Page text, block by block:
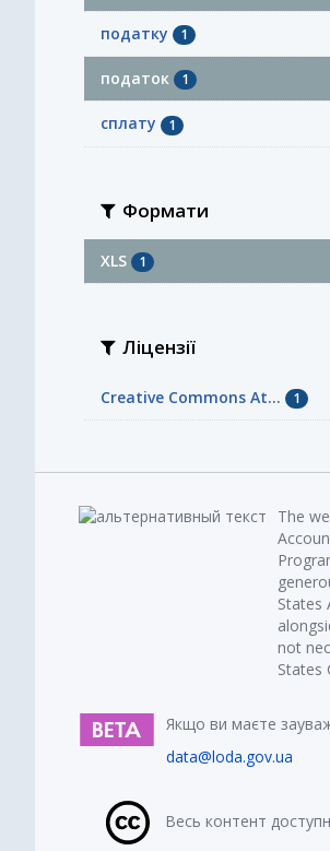
податку 1
податок 1
сплату 1
Формати
XLS 1
Ліцензії
Creative Commons At... 1
The
States
not
States
Якщо ви маєте
data@loda.gov.ua
Весь контент